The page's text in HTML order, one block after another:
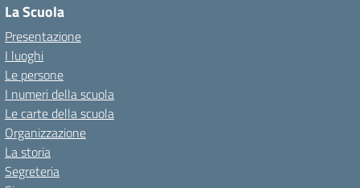
La Scuola
Presentazione
I luoghi
Le persone
I numeri della scuola
Le carte della scuola
Organizzazione
La storia
Segreteria